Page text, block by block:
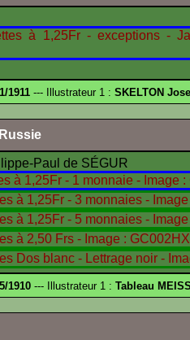
1911 --- Illustrateur 1 : SKELTON
Paul de SÉGUR
1910 --- Illustrateur 1 : Tableau